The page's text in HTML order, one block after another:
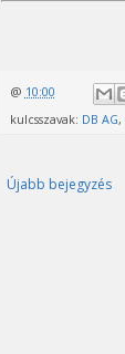
@ 10:00
kulcsszavak: DB AG,
Újabb bejegyzés